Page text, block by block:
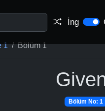
İng
1 Bölüm 1
Bölüm No: 1